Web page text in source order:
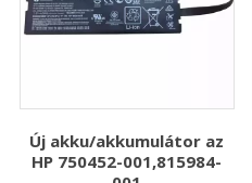
Új akku/akkumulátor az
HP 750452-001,815984-